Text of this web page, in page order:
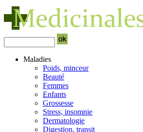
Maladies
Poids, minceur
Beauté
Femmes
Enfants
Grossesse
Stress, insomnie
Dermatologie
Digestion, transit